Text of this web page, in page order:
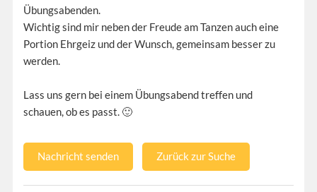
Übungsabenden.
Wichtig sind mir neben der Freude am Tanzen auch eine
Portion Ehrgeiz und der Wunsch, gemeinsam besser zu
werden.
Lass uns gern bei einem Übungsabend treffen und
schauen, ob es passt. 🙂
Nachricht senden Zurück zur Suche